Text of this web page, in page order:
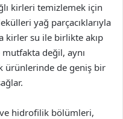
kirleri temizlemek için
yağ parçacıklarıyla
kirler su ile birlikte akıp
değil, aynı
ürünlerinde de geniş bir
hidrofilik bölümleri,